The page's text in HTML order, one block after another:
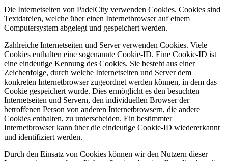
Die Internetseiten von PadelCity verwenden Cookies. Cookies sind
Textdateien, welche über einen Internetbrowser auf einem
Computersystem abgelegt und gespeichert werden.
Zahlreiche Internetseiten und Server verwenden Cookies. Viele
Cookies enthalten eine sogenannte Cookie-ID. Eine Cookie-ID ist
eine eindeutige Kennung des Cookies. Sie besteht aus einer
Zeichenfolge, durch welche Internetseiten und Server dem
konkreten Internetbrowser zugeordnet werden können, in dem das
Cookie gespeichert wurde. Dies ermöglicht es den besuchten
Internetseiten und Servern, den individuellen Browser der
betroffenen Person von anderen Internetbrowsern, die andere
Cookies enthalten, zu unterscheiden. Ein bestimmter
Internetbrowser kann über die eindeutige Cookie-ID wiedererkannt
und identifiziert werden.
Durch den Einsatz von Cookies können wir den Nutzern dieser